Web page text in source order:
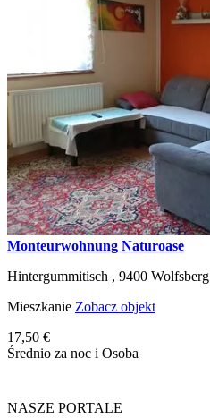
Monteurwohnung Naturoase
Hintergummitisch , 9400 Wolfsberg
Mieszkanie Zobacz objekt
17,50 €
Średnio za noc i Osoba
NASZE PORTALE